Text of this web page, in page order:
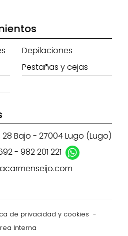
Depilaciones
Pestañas y cejas
28 Bajo - 27004 Lugo (Lugo)
- 982 201 221
de privacidad y cookies -
Interna